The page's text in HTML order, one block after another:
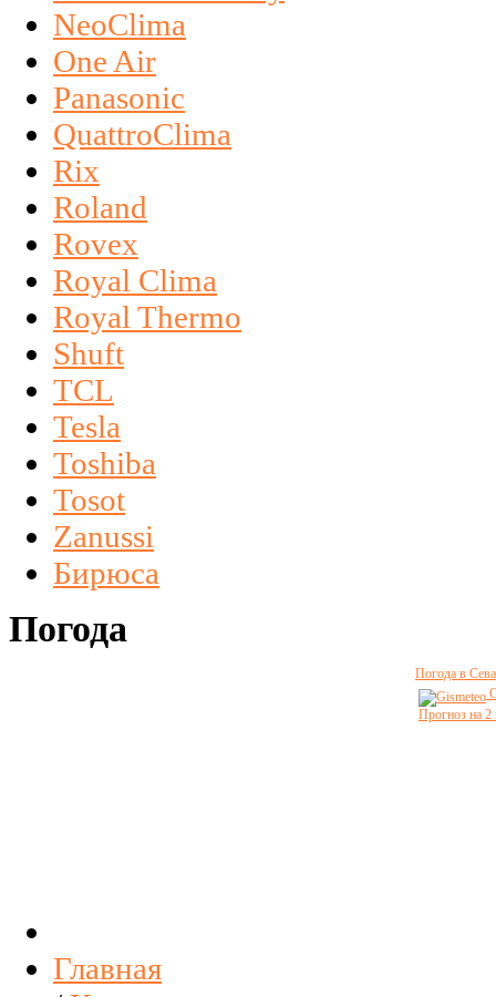
NeoClima
One Air
Panasonic
QuattroClima
Rix
Roland
Rovex
Royal Clima
Royal Thermo
Shuft
TCL
Tesla
Toshiba
Tosot
Zanussi
Бирюса
Погода
Погода в
Прогноз на 2
Главная